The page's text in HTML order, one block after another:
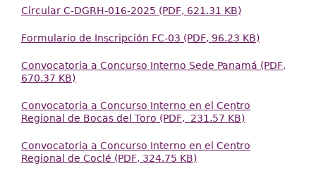
Circular C-DGRH-016-2025 (PDF, 621.31 KB)
Formulario de Inscripción FC-03 (PDF, 96.23 KB)
Convocatoria a Concurso Interno Sede Panamá (PDF,
670.37 KB)
Convocatoria a Concurso Interno en el Centro
Regional de Bocas del Toro (PDF, 231.57 KB)
Convocatoria a Concurso Interno en el Centro
Regional de Coclé (PDF, 324.75 KB)